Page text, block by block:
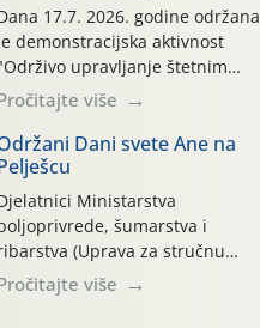
se ne prihvaća.
je osiguran
povrat prazne
isključivo ovih tvrtki:
MAKS, AGRONOM,
TKI* (PINUS […]
17.7. 2026. godine održana
demonstracijska aktivnost
upravljanje štetnim
prema načelima
integrirane zaštite pri uzgoju
na pokusnom polju
kraj naselja Belica
parcela ID 2445031)
dio Međimurske
više
Dani svete Ane na
Ministarstva
šumarstva i
(Uprava za stručnu
razvoju poljoprivrede)
sudjelovali su na tradicionalnom
više